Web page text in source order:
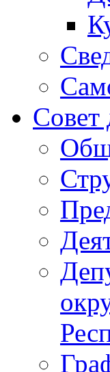
Совет